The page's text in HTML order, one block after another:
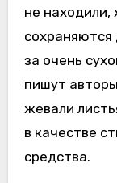
не находили,
сохраняются
за очень
пишут
жевали
в качестве
средства.